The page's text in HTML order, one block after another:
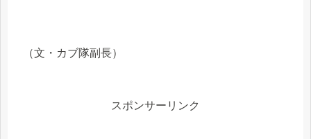
（文・カブ隊副長）
スポンサーリンク